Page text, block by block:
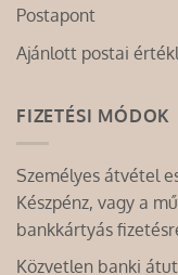
Postapont
Ajánlott postai
FIZETÉSI MÓDOK
Személyes átvétel
Készpénz, vagy a
bankkártyás
Közvetlen banki